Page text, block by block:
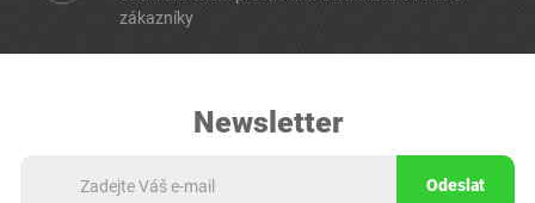
zákazníky
Newsletter
Odeslat